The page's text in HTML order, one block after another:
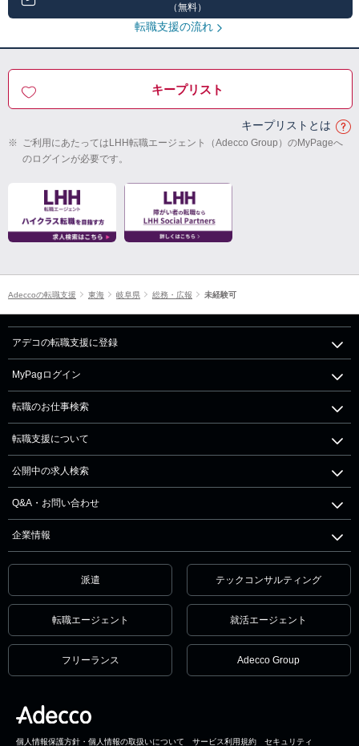
（無料）
転職支援の流れ
キープリスト
キープリストとは
※ ご利用にあたってはLHH転職エージェント（Adecco Group）のMyPageへ
のログインが必要です。
Adeccoの転職支援 東海 岐阜県 総務・広報 未経験可
アデコの転職支援に登録
MyPagログイン
転職のお仕事検索
転職支援について
公開中の求人検索
Q&A・お問い合わせ
企業情報
派遣 テックコンサルティング
転職エージェント 就活エージェント
フリーランス Adecco Group
個人情報保護方針・個人情報の取扱いについて サービス利用規約 セキュリティ